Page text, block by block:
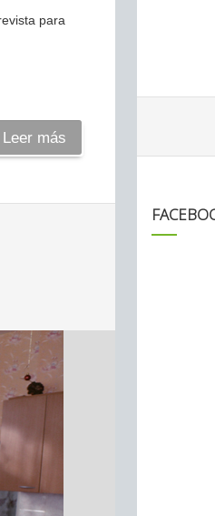
para
Leer más